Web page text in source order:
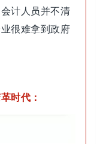
计人员并不清
很难拿到政府
时代：